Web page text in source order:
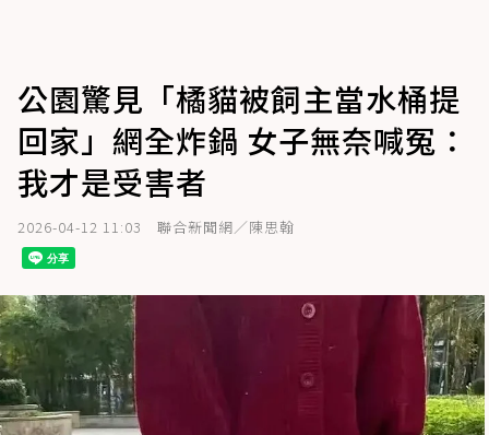
公園驚見「橘貓被飼主當水桶提
回家」網全炸鍋 女子無奈喊冤：
我才是受害者
2026-04-12 11:03 聯合新聞網／陳思翰